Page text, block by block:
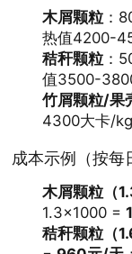
木屑颗粒 ：
热值4200-
秸秆颗粒 ：
值3500-
竹屑颗粒/果
4300大卡/kg
成本示例（按每
木屑颗粒（
1.3×1000 =
秸秆颗粒（